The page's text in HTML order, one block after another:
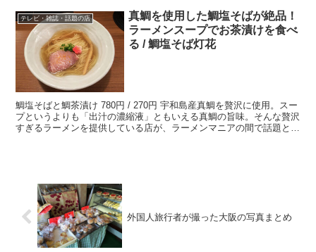
テレビ・雑誌・話題の店
真鯛を使用した鯛塩そばが絶品！
ラーメンスープでお茶漬けを食べ
る / 鯛塩そば灯花
鯛塩そばと鯛茶漬け 780円 / 270円 宇和島産真鯛を贅沢に使用。スー
プというよりも「出汁の濃縮液」ともいえる真鯛の旨味。そんな贅沢
すぎるラーメンを提供している店が、ラーメンマニアの間で話題とな
外国人旅行者が撮った大阪の写真まとめ